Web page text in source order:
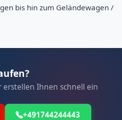
bis hin zum Geländewagen /
Ihnen schnell ein
+491744244443